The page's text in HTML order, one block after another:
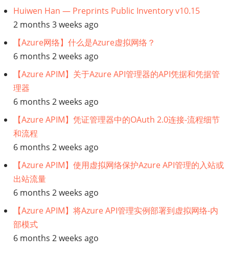
Huiwen Han — Preprints Public Inventory v10.15
2 months 3 weeks ago
【Azure网络】什么是Azure虚拟网络？
6 months 2 weeks ago
【Azure APIM】关于Azure API管理器的API凭据和凭据管
理器
6 months 2 weeks ago
【Azure APIM】凭证管理器中的OAuth 2.0连接-流程细节
和流程
6 months 2 weeks ago
【Azure APIM】使用虚拟网络保护Azure API管理的入站或
出站流量
6 months 2 weeks ago
【Azure APIM】将Azure API管理实例部署到虚拟网络-内
部模式
6 months 2 weeks ago